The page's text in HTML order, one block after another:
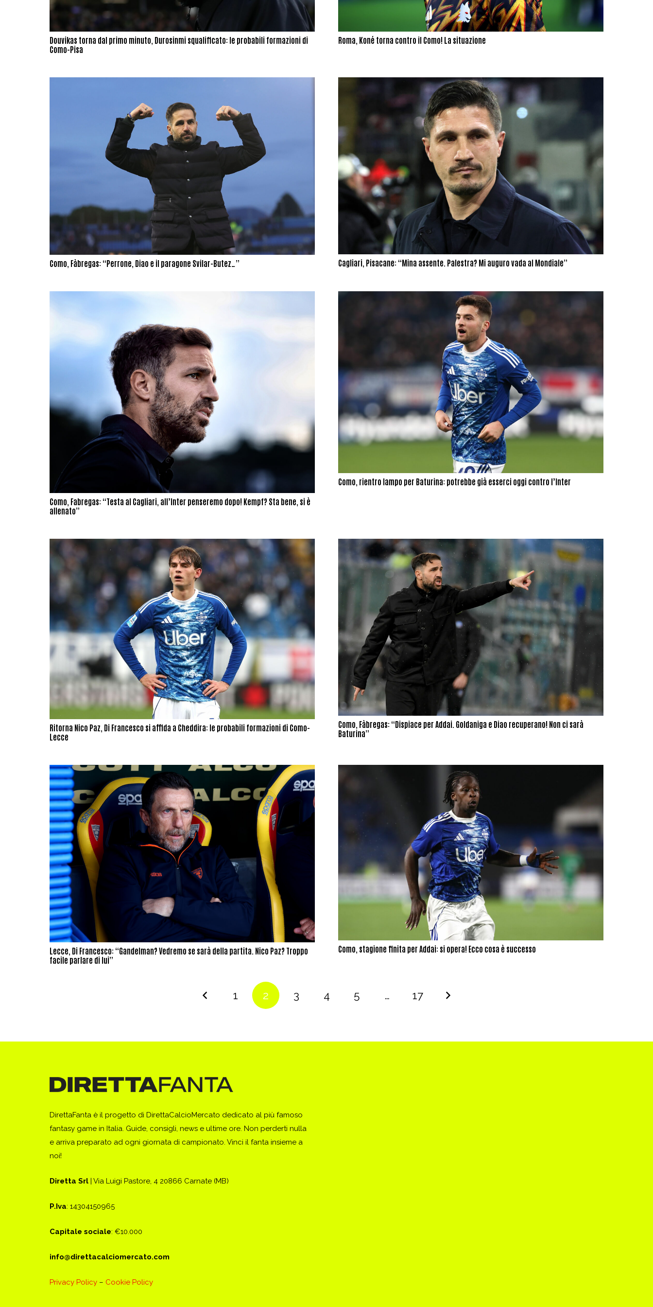
Douvikas torna dal primo minuto, Durosinmi squalificato: le probabili formazioni di
Como-Pisa
Roma, Koné torna contro il Como! La situazione
Como, Fàbregas: “Perrone, Diao e il paragone Svilar-Butez…” Cagliari, Pisacane: “Mina assente. Palestra? Mi auguro vada al Mondiale”
Como, Fabregas: “Testa al Cagliari, all’Inter penseremo dopo! Kempf? Sta bene, si è
allenato”
Como, rientro lampo per Baturina: potrebbe già esserci oggi contro l’Inter
Ritorna Nico Paz, Di Francesco si affida a Cheddira: le probabili formazioni di Como-
Lecce
Como, Fàbregas: “Dispiace per Addai. Goldaniga e Diao recuperano! Non ci sarà
Baturina”
Lecce, Di Francesco: “Gandelman? Vedremo se sarà della partita. Nico Paz? Troppo
facile parlare di lui”
Como, stagione finita per Addai: si opera! Ecco cosa è successo
1 2 3 4 5 … 17
DirettaFanta è il progetto di DirettaCalcioMercato dedicato al più famoso
fantasy game in Italia. Guide, consigli, news e ultime ore. Non perderti nulla
e arriva preparato ad ogni giornata di campionato. Vinci il fanta insieme a
noi!
Diretta Srl | Via Luigi Pastore, 4 20866 Carnate (MB)
P.Iva: 14304150965
Capitale sociale: €10.000
info@direttacalciomercato.com
Privacy Policy – Cookie Policy